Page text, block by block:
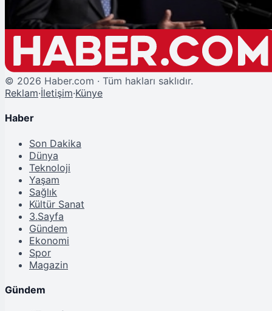
© 2026 Haber.com · Tüm hakları saklıdır.
Reklam·İletişim·Künye
Haber
Son Dakika
Dünya
Teknoloji
Yaşam
Sağlık
Kültür Sanat
3.Sayfa
Gündem
Ekonomi
Spor
Magazin
Gündem